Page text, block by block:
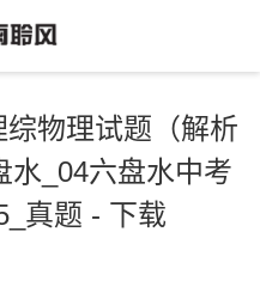
物理试题（解析
水_04六盘水中考
真题 - 下载